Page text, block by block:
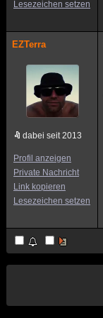
Lesezeichen setzen
EZTerra
dabei seit 2013
Profil anzeigen
Private Nachricht
Link kopieren
Lesezeichen setzen